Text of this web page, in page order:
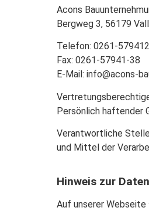
Acons
Bergweg 3, 56179
Telefon: 0261-
Fax: 0261-57941-38
E-Mail: info@acons-
Persönlich haftender
Verantwortliche
und Mittel der
Hinweis zur
Auf unserer Webseite